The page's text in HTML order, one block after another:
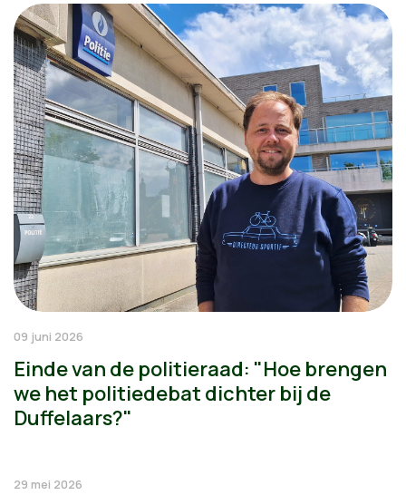
09 juni 2026
Einde van de politieraad: "Hoe brengen
we het politiedebat dichter bij de
Duffelaars?"
29 mei 2026